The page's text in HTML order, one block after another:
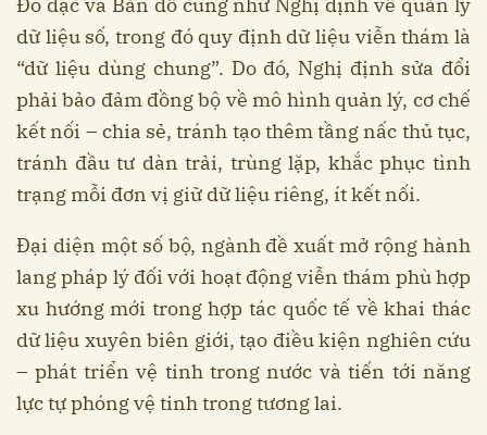
dữ liệu số, trong đó quy định dữ liệu viễn thám là
“dữ liệu dùng chung”. Do đó, Nghị định sửa đổi
phải bảo đảm đồng bộ về mô hình quản lý, cơ chế
kết nối – chia sẻ, tránh tạo thêm tầng nấc thủ tục,
tránh đầu tư dàn trải, trùng lặp, khắc phục tình
trạng mỗi đơn vị giữ dữ liệu riêng, ít kết nối.
Đại diện một số bộ, ngành đề xuất mở rộng hành
lang pháp lý đối với hoạt động viễn thám phù hợp
xu hướng mới trong hợp tác quốc tế về khai thác
dữ liệu xuyên biên giới, tạo điều kiện nghiên cứu
– phát triển vệ tinh trong nước và tiến tới năng
lực tự phóng vệ tinh trong tương lai.